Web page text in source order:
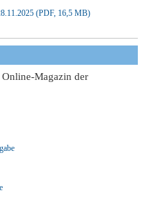
(PDF, 16,5 MB)
Magazin der